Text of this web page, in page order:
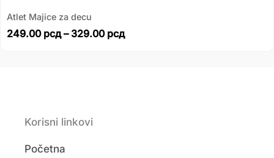
Atlet Majice za decu
249.00 рсд – 329.00 рсд
Korisni linkovi
Početna